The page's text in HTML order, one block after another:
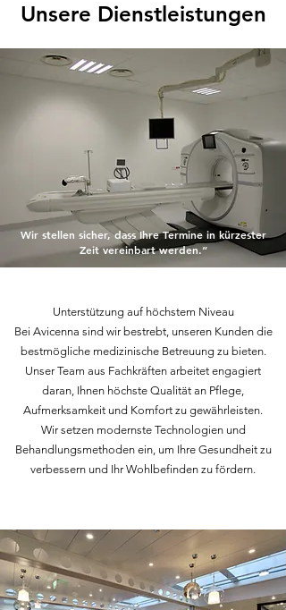
Unsere Dienstleistungen
Wir stellen sicher, dass Ihre Termine in kürzester
Zeit vereinbart werden.“
Unterstützung auf höchstem Niveau
Bei Avicenna sind wir bestrebt, unseren Kunden die
bestmögliche medizinische Betreuung zu bieten.
Unser Team aus Fachkräften arbeitet engagiert
daran, Ihnen höchste Qualität an Pflege,
Aufmerksamkeit und Komfort zu gewährleisten.
Wir setzen modernste Technologien und
Behandlungsmethoden ein, um Ihre Gesundheit zu
verbessern und Ihr Wohlbefinden zu fördern.